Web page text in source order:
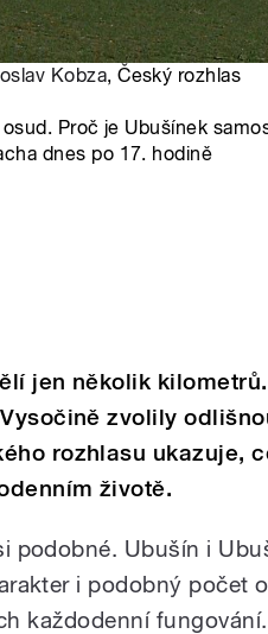
Kobza, Český rozhlas
Proč je Ubušínek
dnes po 17. hodině
jen několik
zvolily
rozhlasu ukazuje,
životě.
podobné. Ubušín i
i podobný počet
každodenní